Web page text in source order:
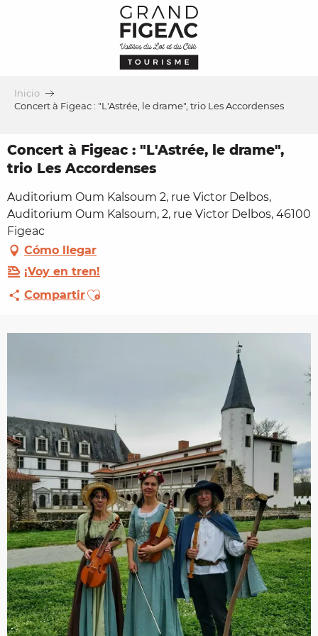
Inicio
Concert à Figeac : "L'Astrée, le drame", trio Les Accordenses
Concert à Figeac : "L'Astrée, le drame",
trio Les Accordenses
Auditorium Oum Kalsoum 2, rue Victor Delbos,
Auditorium Oum Kalsoum, 2, rue Victor Delbos, 46100
Figeac
Cómo llegar
¡Voy en tren!
CompartirAjouter aux favoris